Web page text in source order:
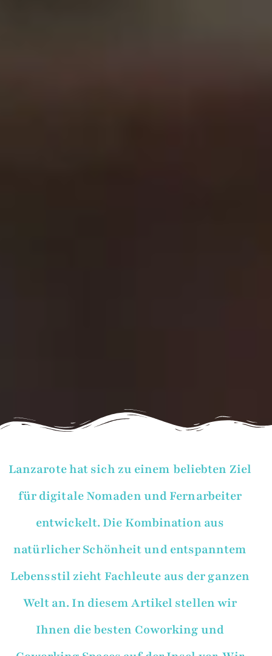
Lanzarote hat sich zu einem beliebten Ziel
für digitale Nomaden und Fernarbeiter
entwickelt. Die Kombination aus
natürlicher Schönheit und entspanntem
Lebensstil zieht Fachleute aus der ganzen
Welt an. In diesem Artikel stellen wir
Ihnen die besten Coworking und